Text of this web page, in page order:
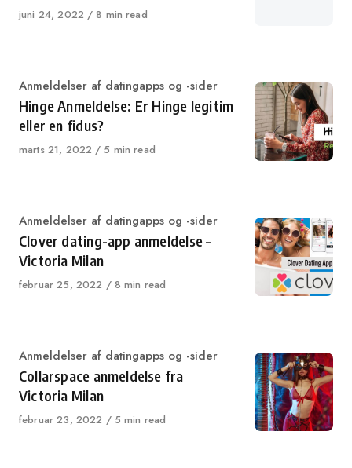
Published
juni 24, 2022 8 min read
Category
Anmeldelser af datingapps og -sider
Hinge Anmeldelse: Er Hinge legitim
eller en fidus?
Published
marts 21, 2022 5 min read
Category
Anmeldelser af datingapps og -sider
Clover dating-app anmeldelse –
Victoria Milan
Published
februar 25, 2022 8 min read
Category
Anmeldelser af datingapps og -sider
Collarspace anmeldelse fra
Victoria Milan
Published
februar 23, 2022 5 min read